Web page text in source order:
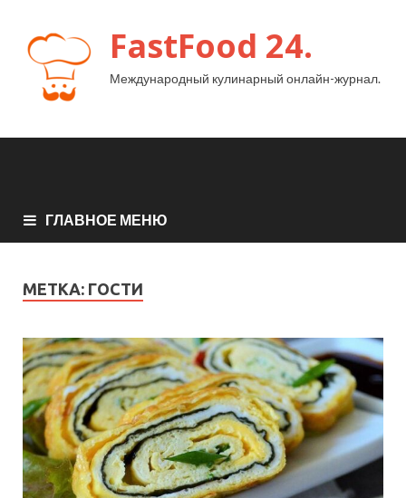
FastFood 24.
Международный кулинарный онлайн-журнал.
ГЛАВНОЕ МЕНЮ
МЕТКА: ГОСТИ